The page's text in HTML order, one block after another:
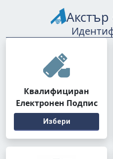
Акстър
Квалифициран
Електронен Подпис
Избери